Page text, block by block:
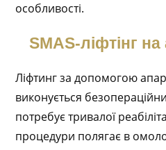
особливості.
SMAS-ліфтінг
Ліфтинг за допомогою
виконується
потребує тривалої
процедури полягає в